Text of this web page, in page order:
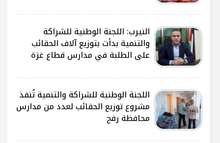
النيرب: اللجنة الوطنية للشراكة
والتنمية بدأت بتوزيع آلاف الحقائب
على الطلبة في مدارس قطاع غزة
اللجنة الوطنية للشراكة والتنمية تُنفذ
مشروع توزيع الحقائب لعدد من مدارس
محافظة رفح